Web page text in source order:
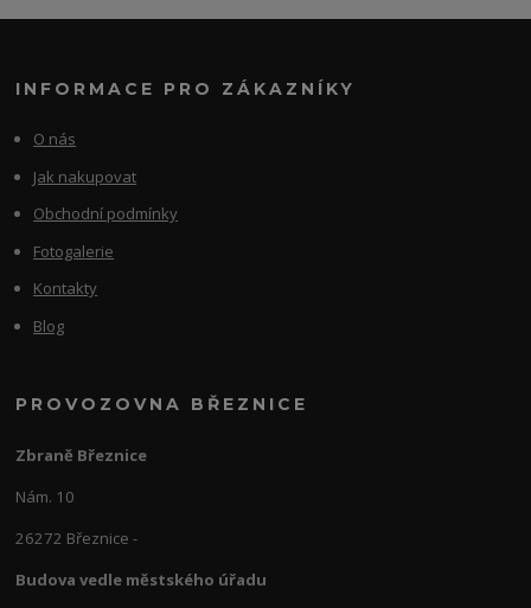
INFORMACE PRO ZÁKAZNÍKY
O nás
Jak nakupovat
Obchodní podmínky
Fotogalerie
Kontakty
Blog
PROVOZOVNA BŘEZNICE
Zbraně Březnice
Nám. 10
26272 Březnice -
Budova vedle městského úřadu